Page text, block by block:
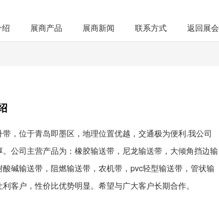
展商产品 展商新闻 联系方式 返回展会
，位于青岛即墨区，地理位置优越，交通极为便利.我公司
公司主营产品为：橡胶输送带，尼龙输送带，大倾角挡边输
碱输送带，阻燃输送带，农机带，pvc轻型输送带，管状输
客户，性价比优势明显。希望与广大客户长期合作。